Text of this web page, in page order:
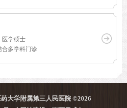
医学硕士
合多学科门诊
大学附属第三人民医院 ©2026